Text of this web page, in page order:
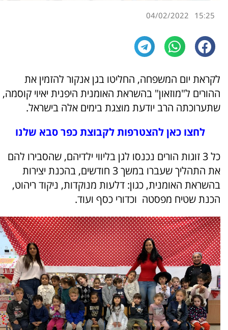
15:25
04/02/2022
לקראת יום המשפחה, החליטו בגן אנקור להזמין את
ההורים ל"מוזאון" בהשראת האומנית היפנית יאיוי קוסמה,
שתערוכתה הרב יודעת מוצגת בימים אלה בישראל.
לחצו כאן להצטרפות לקבוצת כפר סבא שלנו
כל 3 זוגות הורים נכנסו לגן בליווי ילדיהם, שהסבירו להם
את התהליך שעברו במשך 3 חודשים, בהכנת יצירות
בהשראת האומנית, כגון: דלעות מנוקדות, ניקוד ריהוט,
הכנת שטיח מפסטה וכדורי כסף ועוד.